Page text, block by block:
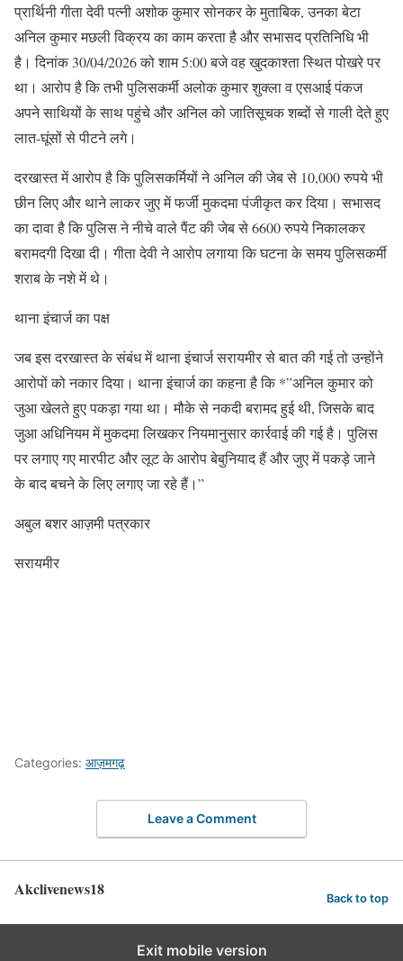
प्रार्थिनी गीता देवी पत्नी अशोक कुमार सोनकर के मुताबिक, उनका बेटा
अनिल कुमार मछली विक्रय का काम करता है और सभासद प्रतिनिधि भी
है। दिनांक 30/04/2026 को शाम 5:00 बजे वह खुदकाश्ता स्थित पोखरे पर
था। आरोप है कि तभी पुलिसकर्मी अलोक कुमार शुक्ला व एसआई पंकज
अपने साथियों के साथ पहुंचे और अनिल को जातिसूचक शब्दों से गाली देते हुए
लात-घूंसों से पीटने लगे।
दरखास्त में आरोप है कि पुलिसकर्मियों ने अनिल की जेब से 10,000 रुपये भी
छीन लिए और थाने लाकर जुए में फर्जी मुकदमा पंजीकृत कर दिया। सभासद
का दावा है कि पुलिस ने नीचे वाले पैंट की जेब से 6600 रुपये निकालकर
बरामदगी दिखा दी। गीता देवी ने आरोप लगाया कि घटना के समय पुलिसकर्मी
शराब के नशे में थे।
थाना इंचार्ज का पक्ष
जब इस दरखास्त के संबंध में थाना इंचार्ज सरायमीर से बात की गई तो उन्होंने
आरोपों को नकार दिया। थाना इंचार्ज का कहना है कि *”अनिल कुमार को
जुआ खेलते हुए पकड़ा गया था। मौके से नकदी बरामद हुई थी, जिसके बाद
जुआ अधिनियम में मुकदमा लिखकर नियमानुसार कार्रवाई की गई है। पुलिस
पर लगाए गए मारपीट और लूट के आरोप बेबुनियाद हैं और जुए में पकड़े जाने
के बाद बचने के लिए लगाए जा रहे हैं।”
अबुल बशर आज़मी पत्रकार
सरायमीर
Categories: आज़मगढ़
Leave a Comment
Akclivenews18 Back to top
Exit mobile version